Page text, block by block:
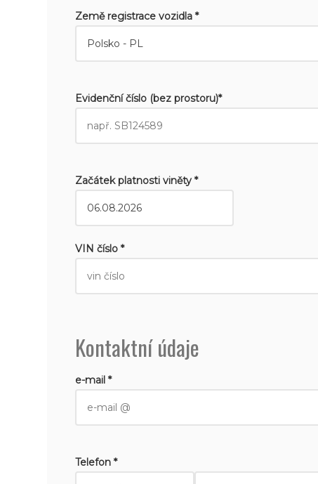
Země registrace vozidla *
Evidenční číslo (bez prostoru)*
Začátek platnosti viněty *
VIN číslo *
Kontaktní údaje
e-mail *
Telefon *